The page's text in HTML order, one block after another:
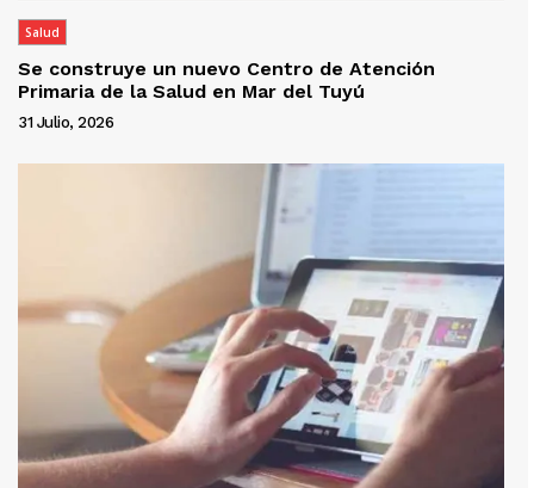
Salud
Se construye un nuevo Centro de Atención
Primaria de la Salud en Mar del Tuyú
31 Julio, 2026